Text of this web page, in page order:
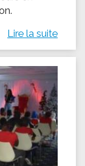
Lire la suite